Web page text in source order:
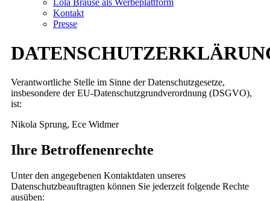
Kontakt
Presse
Verantwortliche Stelle im Sinne der Datenschutzgesetze,
insbesondere der EU-Datenschutzgrundverordnung (DSGVO),
ist:
Nikola Sprung, Ece Widmer
Ihre Betroffenenrechte
Unter den angegebenen Kontaktdaten unseres
Datenschutzbeauftragten können Sie jederzeit folgende Rechte
ausüben: